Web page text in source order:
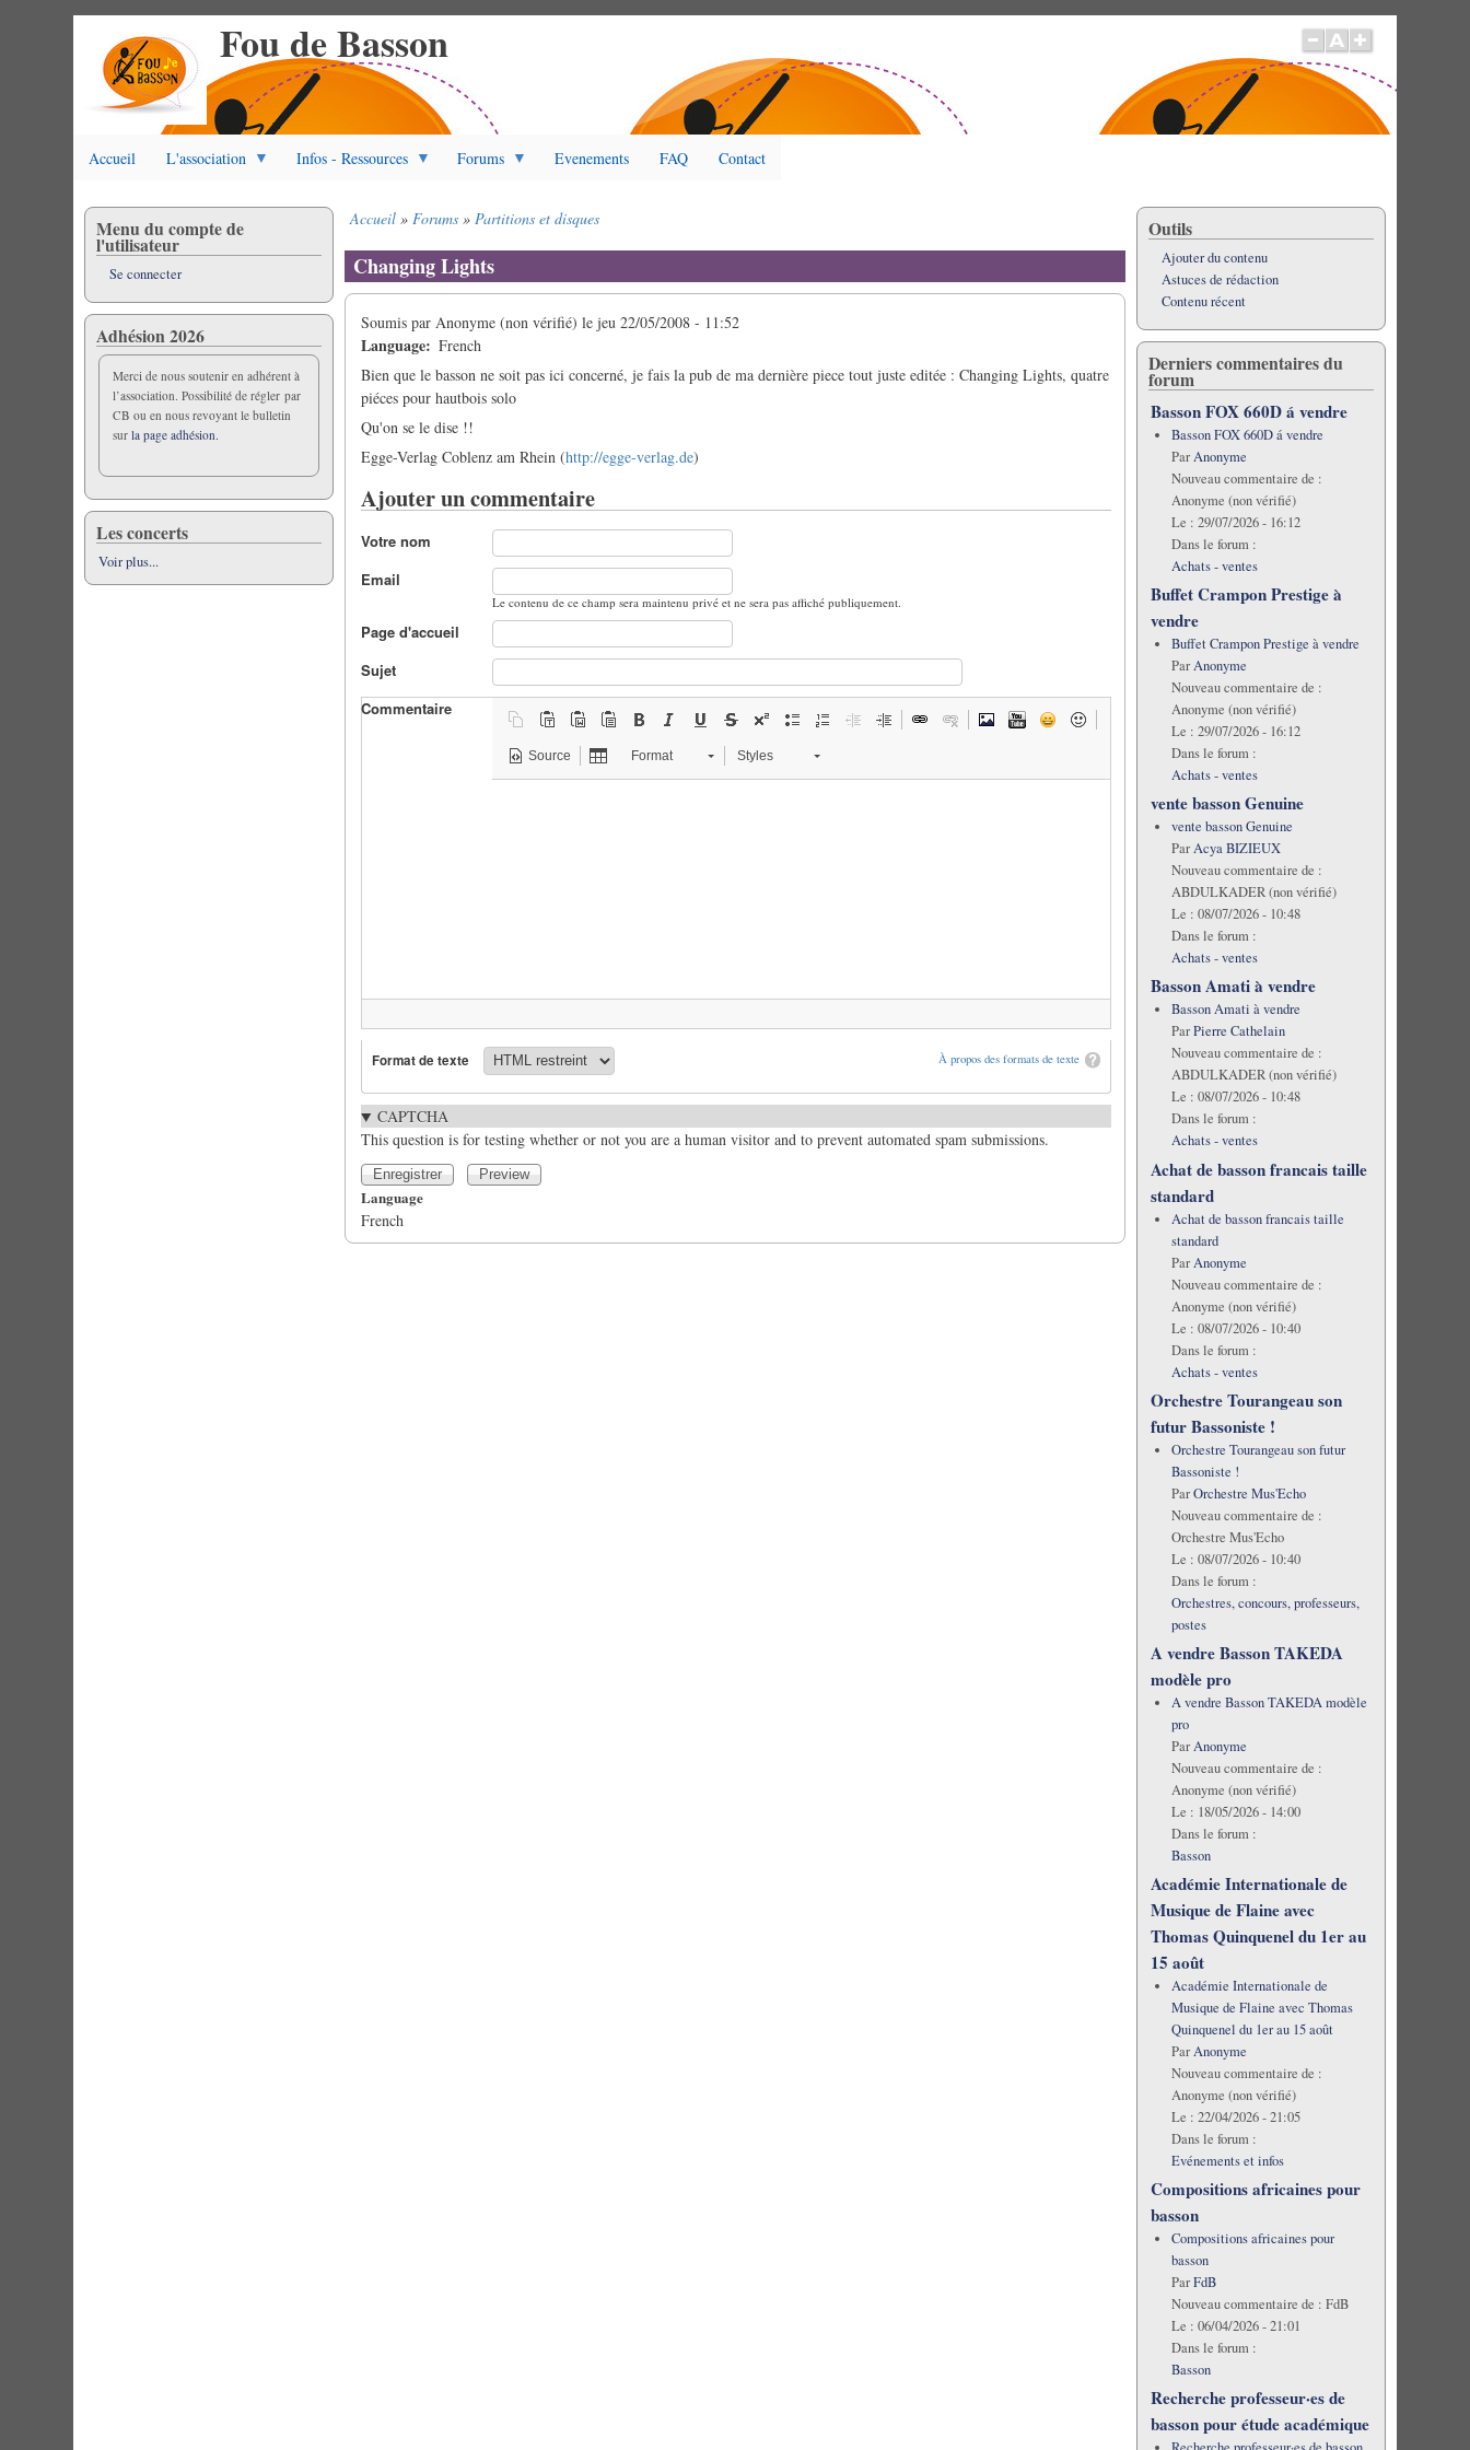
Fou de Basson
Accueil L'association Infos - Ressources Forums Evenements FAQ Contact
d'Ariane
Accueil Forums Partitions et disques
Changing Lights
Soumis parAnonyme (non vérifié) lejeu 22/05/2008 - 11:52
Language
French
Bien que le basson ne soit pas ici concerné, je fais la pub de ma dernière piece tout juste editée : Changing Lights, quatre
piéces pour hautbois solo
Qu'on se le dise !!
Egge-Verlag Coblenz am Rhein (http://egge-verlag.de)
Ajouter un commentaire
Votre nom
Email
Le contenu de ce champ sera maintenu privé et ne sera pas affiché publiquement.
Page d'accueil
Sujet
Commentaire
Source Format Styles
À propos des formats de texte
Format de texte
CAPTCHA
This question is for testing whether or not you are a human visitor and to prevent automated spam submissions.
Language
French
Menu du compte de
l'utilisateur
Se connecter
Adhésion 2026
Merci de nous soutenir en adhérent à
l’association. Possibilité de régler par
CB ou en nous revoyant le bulletin
surla page adhésion.
Les concerts
Voir plus...
Outils
Ajouter du contenu
Astuces de rédaction
Contenu récent
Derniers commentaires du
forum
Basson FOX 660D á vendre
Basson FOX 660D á vendre
ParAnonyme
Nouveau commentaire de :
Anonyme (non vérifié)
Le : 29/07/2026 - 16:12
Dans le forum :
Achats - ventes
Buffet Crampon Prestige à
vendre
Buffet Crampon Prestige à vendre
ParAnonyme
Nouveau commentaire de :
Anonyme (non vérifié)
Le : 29/07/2026 - 16:12
Dans le forum :
Achats - ventes
vente basson Genuine
vente basson Genuine
ParAcya BIZIEUX
Nouveau commentaire de :
ABDULKADER (non vérifié)
Le : 08/07/2026 - 10:48
Dans le forum :
Achats - ventes
Basson Amati à vendre
Basson Amati à vendre
ParPierre Cathelain
Nouveau commentaire de :
ABDULKADER (non vérifié)
Le : 08/07/2026 - 10:48
Dans le forum :
Achats - ventes
Achat de basson francais taille
standard
Achat de basson francais taille
standard
ParAnonyme
Nouveau commentaire de :
Anonyme (non vérifié)
Le : 08/07/2026 - 10:40
Dans le forum :
Achats - ventes
Orchestre Tourangeau son
futur Bassoniste !
Orchestre Tourangeau son futur
Bassoniste !
ParOrchestre Mus'Echo
Nouveau commentaire de :
Orchestre Mus'Echo
Le : 08/07/2026 - 10:40
Dans le forum :
Orchestres, concours, professeurs,
postes
A vendre Basson TAKEDA
modèle pro
A vendre Basson TAKEDA modèle
pro
ParAnonyme
Nouveau commentaire de :
Anonyme (non vérifié)
Le : 18/05/2026 - 14:00
Dans le forum :
Basson
Académie Internationale de
Musique de Flaine avec
Thomas Quinquenel du 1er au
15 août
Académie Internationale de
Musique de Flaine avec Thomas
Quinquenel du 1er au 15 août
ParAnonyme
Nouveau commentaire de :
Anonyme (non vérifié)
Le : 22/04/2026 - 21:05
Dans le forum :
Evénements et infos
Compositions africaines pour
basson
Compositions africaines pour
basson
ParFdB
Nouveau commentaire de : FdB
Le : 06/04/2026 - 21:01
Dans le forum :
Basson
Recherche professeur·es de
basson pour étude académique